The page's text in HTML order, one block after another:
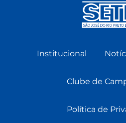
Institucional
Clube de
Política de